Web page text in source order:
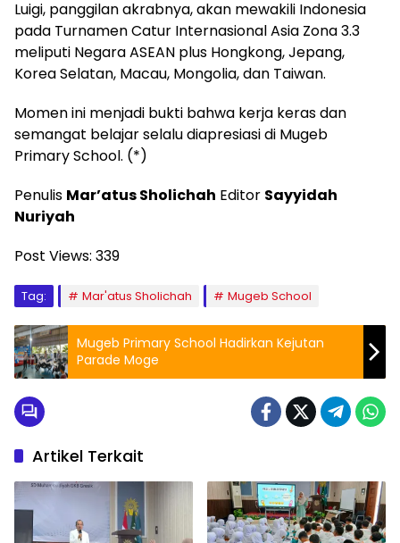
Luigi, panggilan akrabnya, akan mewakili Indonesia
pada Turnamen Catur Internasional Asia Zona 3.3
meliputi Negara ASEAN plus Hongkong, Jepang,
Korea Selatan, Macau, Mongolia, dan Taiwan.
Momen ini menjadi bukti bahwa kerja keras dan
semangat belajar selalu diapresiasi di Mugeb
Primary School. (*)
Penulis Mar’atus Sholichah Editor Sayyidah
Nuriyah
Post Views: 339
Tag: Mar'atus Sholichah Mugeb School
Mugeb Primary School Hadirkan Kejutan
Parade Moge
Artikel Terkait